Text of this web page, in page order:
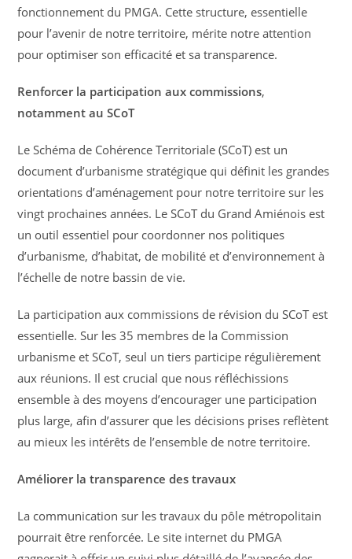
fonctionnement du PMGA. Cette structure, essentielle
pour l’avenir de notre territoire, mérite notre attention
pour optimiser son efficacité et sa transparence.
Renforcer la participation aux commissions,
notamment au SCoT
Le Schéma de Cohérence Territoriale (SCoT) est un
document d’urbanisme stratégique qui définit les grandes
orientations d’aménagement pour notre territoire sur les
vingt prochaines années. Le SCoT du Grand Amiénois est
un outil essentiel pour coordonner nos politiques
d’urbanisme, d’habitat, de mobilité et d’environnement à
l’échelle de notre bassin de vie.
La participation aux commissions de révision du SCoT est
essentielle. Sur les 35 membres de la Commission
urbanisme et SCoT, seul un tiers participe régulièrement
aux réunions. Il est crucial que nous réfléchissions
ensemble à des moyens d’encourager une participation
plus large, afin d’assurer que les décisions prises reflètent
au mieux les intérêts de l’ensemble de notre territoire.
Améliorer la transparence des travaux
La communication sur les travaux du pôle métropolitain
pourrait être renforcée. Le site internet du PMGA